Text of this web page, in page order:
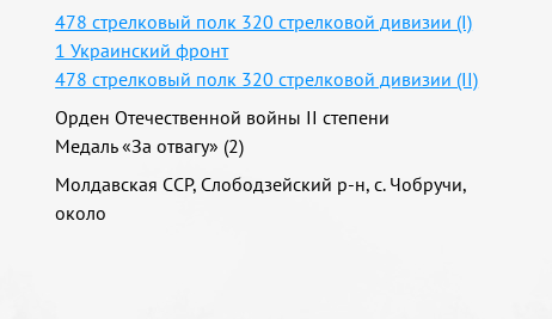
478 стрелковый полк 320 стрелковой дивизии (I)
1 Украинский фронт
478 стрелковый полк 320 стрелковой дивизии (II)
Орден Отечественной войны II степени
Медаль «За отвагу» (2)
Молдавская ССР, Слободзейский р-н, с. Чобручи,
около